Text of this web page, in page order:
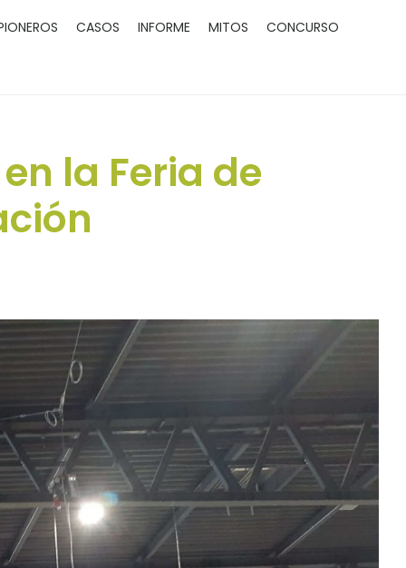
CASOS INFORME MITOS CONCURSO
la Feria de